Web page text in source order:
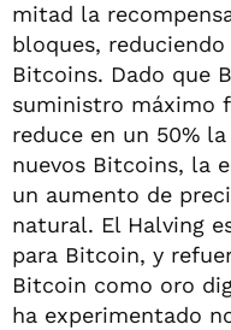
mitad la
bloques,
Bitcoins. Dado que
suministro máximo
reduce en un 50%
nuevos Bitcoins, la
un aumento de
natural. El Halving
para Bitcoin, y
Bitcoin como oro
ha experimentado